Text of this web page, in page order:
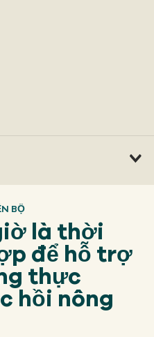
TA
TẶNG
BỘ
là thời
để hỗ trợ
thực
hồi nông